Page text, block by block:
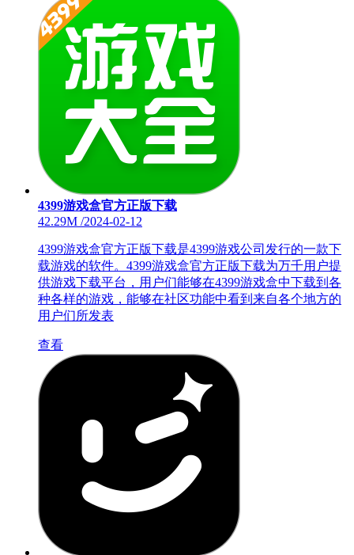
4399游戏盒官方正版下载
42.29M /2024-02-12
4399游戏盒官方正版下载是4399游戏公司发行的一款下
载游戏的软件。4399游戏盒官方正版下载为万千用户提
供游戏下载平台，用户们能够在4399游戏盒中下载到各
种各样的游戏，能够在社区功能中看到来自各个地方的
用户们所发表
查看